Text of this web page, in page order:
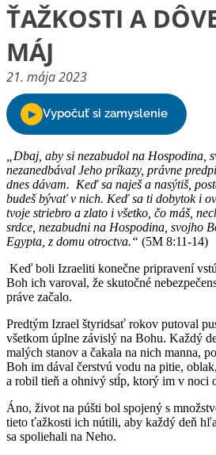
ŤAŽKOSTI A
MÁJ
21. mája 2023
„Dbaj, aby si nezabudol na Hospodina,
nezanedbával Jeho príkazy, právne
dnes dávam. Keď sa naješ a nasýtiš,
budeš bývať v nich. Keď sa ti dobytok i
tvoje striebro a zlato i všetko, čo máš,
srdce, nezabudni na Hospodina, svojho
Egypta, z domu otroctva.“ (5M 8:11-14)
Keď boli Izraeliti konečne pripravení
Boh ich varoval, že skutočné
práve začalo.
Predtým Izrael štyridsať rokov putoval
všetkom úplne závislý na Bohu. Každý
malých stanov a čakala na nich manna,
Boh im dával čerstvú vodu na pitie,
a robil tieň a ohnivý stĺp, ktorý im v noci
Áno, život na púšti bol spojený s
tieto ťažkosti ich nútili, aby každý deň
sa spoliehali na Neho.